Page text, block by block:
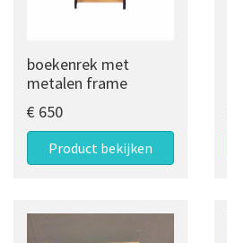
boekenrek met
metalen frame
€ 650
Product bekijken